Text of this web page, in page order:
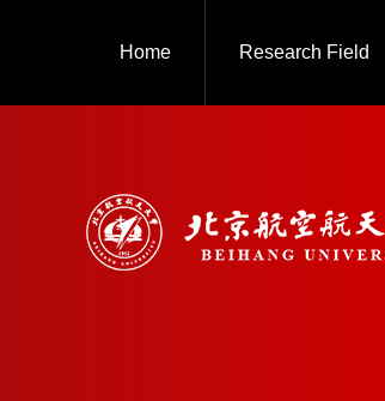
Home Research Field